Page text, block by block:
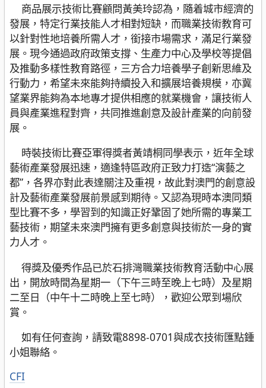
商品展示技術比賽顧問黃美玲認為，隨着城市經濟的
發展，特定行業技能人才相對短缺，而職業技術教育可
以針對性地培養所需人才，銜接市場需求，滿足行業發
展。現今通過政府政策支撐、生產力中心及學校等提倡
及推動多樣性教育路徑，三方合力培養學子創新思維及
行動力，希望未來能夠持續投入和擴展培養規模，亦冀
望業界能夠為本地專才提供相應的就業機會，讓技術人
員與產業進程對齊，共同推進創意及設計產業的向前發
展。
時裝技術比賽亞軍得獎者黃靖桐同學表示，近年全球
藝術產業發展迅速，適逢特區政府正致力打造“演藝之
都”，各界亦對此表達關注及重視，故此對澳門的創意設
計及藝術產業發展前景感到期待。又認為現時本澳同類
型比賽不多，學習到的知識正好鞏固了她所需的專業工
藝技術，期望未來澳門擁有更多創意與技術於一身的實
力人才。
得獎及優秀作品已於石排灣職業技術教育活動中心展
出，開放時間為星期一（下午三時至晚上七時）及星期
二至日（中午十二時晚上至七時），歡迎公眾到場欣
賞。
如有任何查詢，請致電8898-0701與成衣技術匯點鍾
小姐聯絡。
分
CFI